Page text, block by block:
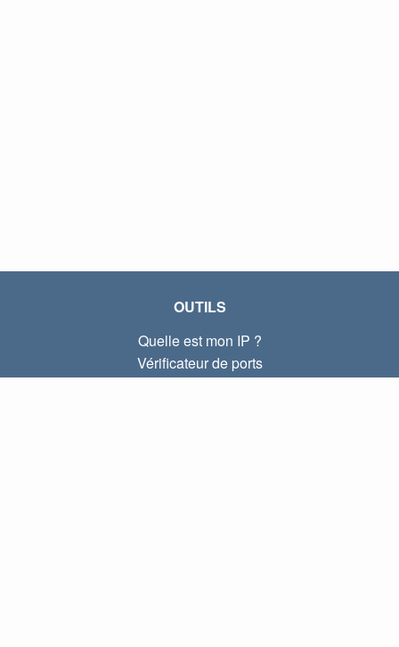
OUTILS
Quelle est mon IP ?
Vérificateur de ports